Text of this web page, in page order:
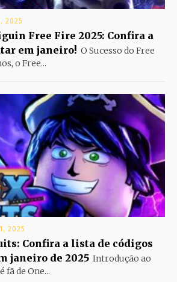
2025
Free Fire 2025: Confira a
em janeiro! O Sucesso do Free
o Free...
2025
Confira a lista de códigos
janeiro de 2025 Introdução ao
fã de One...